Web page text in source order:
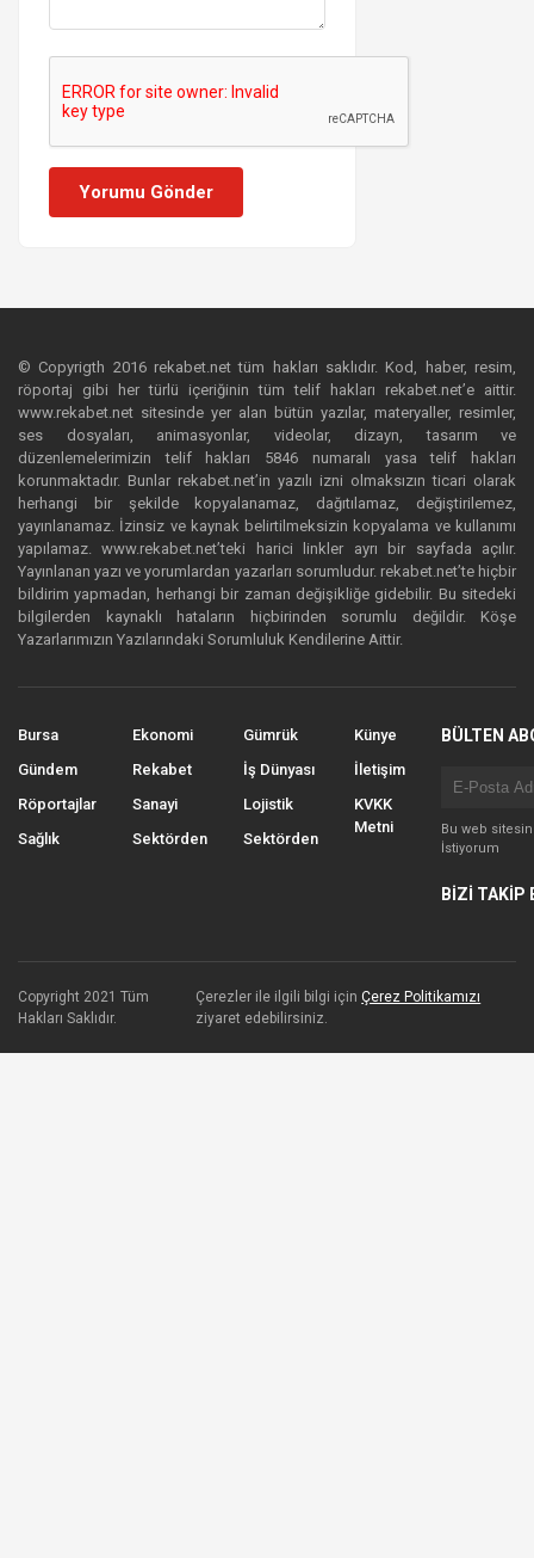
Yorumu Gönder
© Copyrigth 2016 rekabet.net tüm hakları saklıdır. Kod, haber, resim,
röportaj gibi her türlü içeriğinin tüm telif hakları rekabet.net’e aittir.
www.rekabet.net sitesinde yer alan bütün yazılar, materyaller, resimler,
ses dosyaları, animasyonlar, videolar, dizayn, tasarım ve
düzenlemelerimizin telif hakları 5846 numaralı yasa telif hakları
korunmaktadır. Bunlar rekabet.net’in yazılı izni olmaksızın ticari olarak
herhangi bir şekilde kopyalanamaz, dağıtılamaz, değiştirilemez,
yayınlanamaz. İzinsiz ve kaynak belirtilmeksizin kopyalama ve kullanımı
yapılamaz. www.rekabet.net’teki harici linkler ayrı bir sayfada açılır.
Yayınlanan yazı ve yorumlardan yazarları sorumludur. rekabet.net’te hiçbir
bildirim yapmadan, herhangi bir zaman değişikliğe gidebilir. Bu sitedeki
bilgilerden kaynaklı hataların hiçbirinden sorumlu değildir. Köşe
Yazarlarımızın Yazılarındaki Sorumluluk Kendilerine Aittir.
Bursa
Gündem
Röportajlar
Sağlık
Ekonomi
Rekabet
Sanayi
Sektörden
Gümrük
İş Dünyası
Lojistik
Sektörden
Künye
İletişim
KVKK
Metni
BÜLTEN
Bu web
İstiyorum
BİZİ TAKİP
Copyright 2021 Tüm
Hakları Saklıdır.
Çerezler ile ilgili bilgi içinÇerez Politikamızı
ziyaret edebilirsiniz.